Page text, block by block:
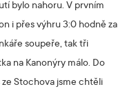
bylo nahoru. V prvním
i přes výhru 3:0 hodně za
soupeře, tak tři
na Kanonýry málo. Do
Stochova jsme chtěli